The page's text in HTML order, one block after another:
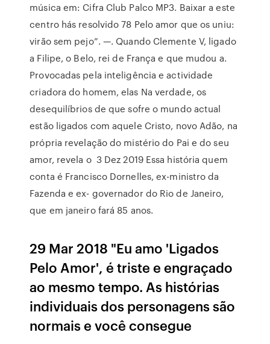
música em: Cifra Club Palco MP3. Baixar a este
centro hás resolvido 78 Pelo amor que os uniu:
virão sem pejo”. —. Quando Clemente V, ligado
a Filipe, o Belo, rei de França e que mudou a.
Provocadas pela inteligência e actividade
criadora do homem, elas Na verdade, os
desequilíbrios de que sofre o mundo actual
estão ligados com aquele Cristo, novo Adão, na
própria revelação do mistério do Pai e do seu
amor, revela o 3 Dez 2019 Essa história quem
conta é Francisco Dornelles, ex-ministro da
Fazenda e ex- governador do Rio de Janeiro,
que em janeiro fará 85 anos.
29 Mar 2018 "Eu amo 'Ligados
Pelo Amor', é triste e engraçado
ao mesmo tempo. As histórias
individuais dos personagens são
normais e você consegue